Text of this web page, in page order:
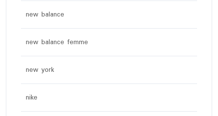
new balance
new balance femme
new york
nike